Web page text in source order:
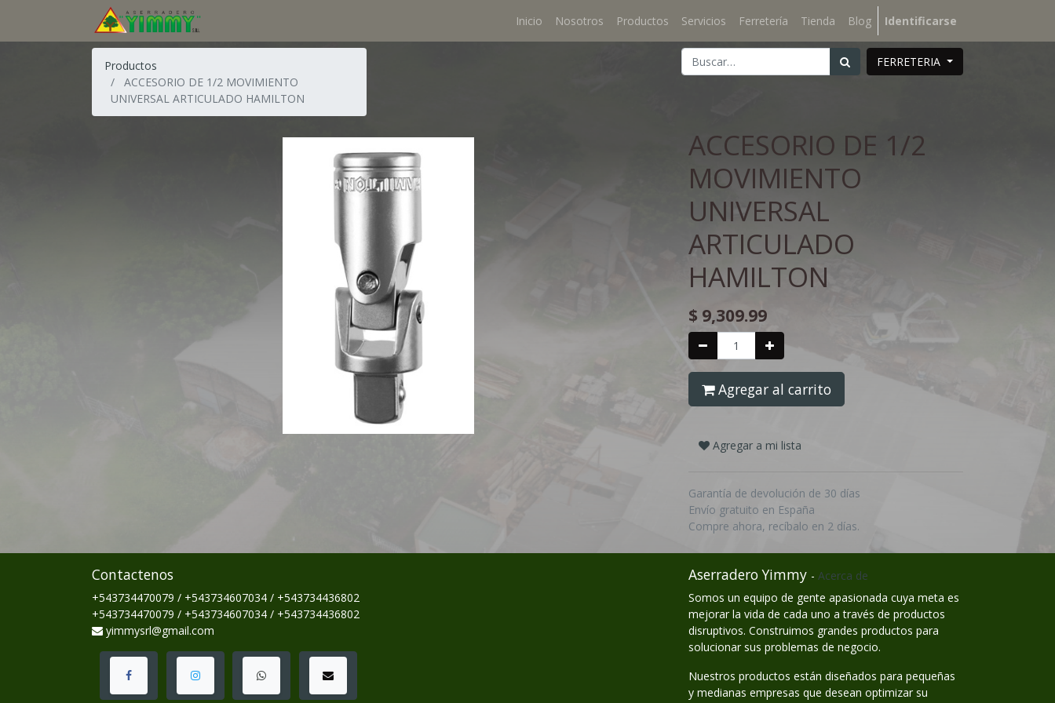
Inicio Nosotros Productos Servicios Ferretería Tienda Blog Identificarse
Productos
ACCESORIO DE 1/2 MOVIMIENTO
UNIVERSAL ARTICULADO HAMILTON
FERRETERIA
ACCESORIO DE 1/2
MOVIMIENTO
UNIVERSAL
ARTICULADO
HAMILTON
$ 9,309.99
Agregar al carrito
Agregar a mi lista
Garantía de devolución de 30 días
Envío gratuito en España
Compre ahora, recíbalo en 2 días.
Contactenos
+543734470079 / +543734607034 / +543734436802
+543734470079 / +543734607034 / +543734436802
yimmysrl@gmail.com
Aserradero Yimmy - Acerca de
Somos un equipo de gente apasionada cuya meta es
mejorar la vida de cada uno a través de productos
disruptivos. Construimos grandes productos para
solucionar sus problemas de negocio.
Nuestros productos están diseñados para pequeñas
y medianas empresas que desean optimizar su